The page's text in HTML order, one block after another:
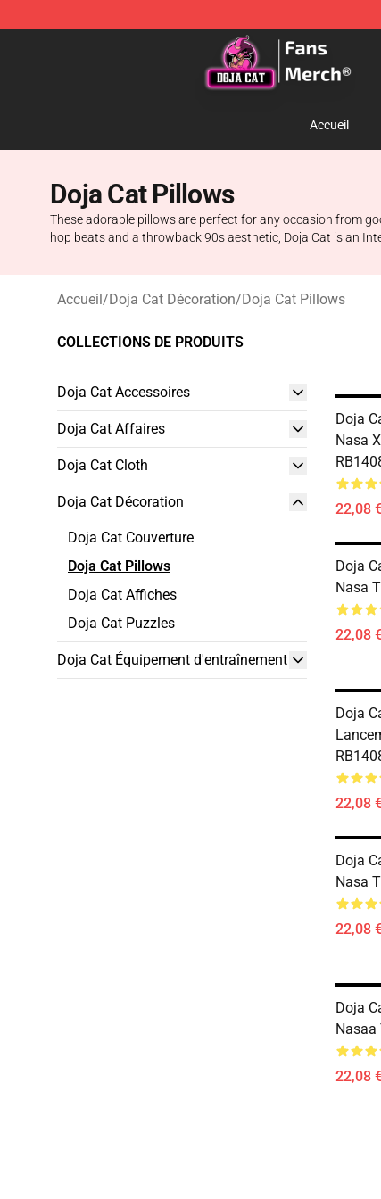
Doja Cat Store - Official Doja Cat Merchandise Shop
Accueil
Doja Cat Pillows
These adorable pillows are perfect for any occasion from
hop beats and a throwback 90s aesthetic, Doja Cat is an
Accueil/Doja Cat Décoration/Doja Cat Pillows
COLLECTIONS DE PRODUITS
Doja Cat Accessoires
Doja Cat Affaires
Doja Cat Cloth
Doja Cat Décoration
Doja Cat Couverture
Doja Cat Pillows
Doja Cat Affiches
Doja Cat Puzzles
Doja Cat Équipement d'entraînement
Doja
Nasa
22,08
Doja
Nasa
22,08
Doja
22,08
Doja
Nasa
22,08
Doja
Nasaa
22,08